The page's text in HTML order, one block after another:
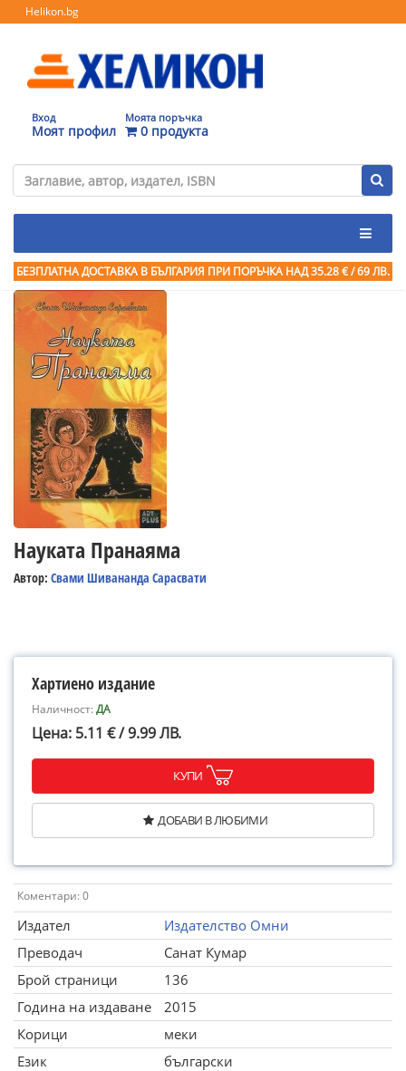
Helikon.bg
Вход
Моят профил
Моята поръчка
0 продукта
БЕЗПЛАТНА ДОСТАВКА В БЪЛГАРИЯ ПРИ ПОРЪЧКА НАД 35.28 € / 69 ЛВ.
Науката Пранаяма
Автор: Свами Шивананда Сарасвати
Хартиено издание
Наличност:ДА
Цена: 5.11 € / 9.99 ЛВ.
КУПИ
ДОБАВИ В ЛЮБИМИ
Коментари: 0
Издател
Издателство Омни
Преводач
Санат Кумар
Брой страници
136
Година на издаване
2015
Корици
меки
Език
български